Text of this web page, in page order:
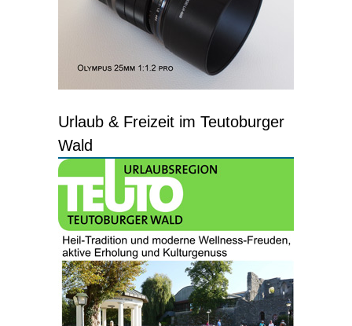
Urlaub & Freizeit im Teutoburger
Wald